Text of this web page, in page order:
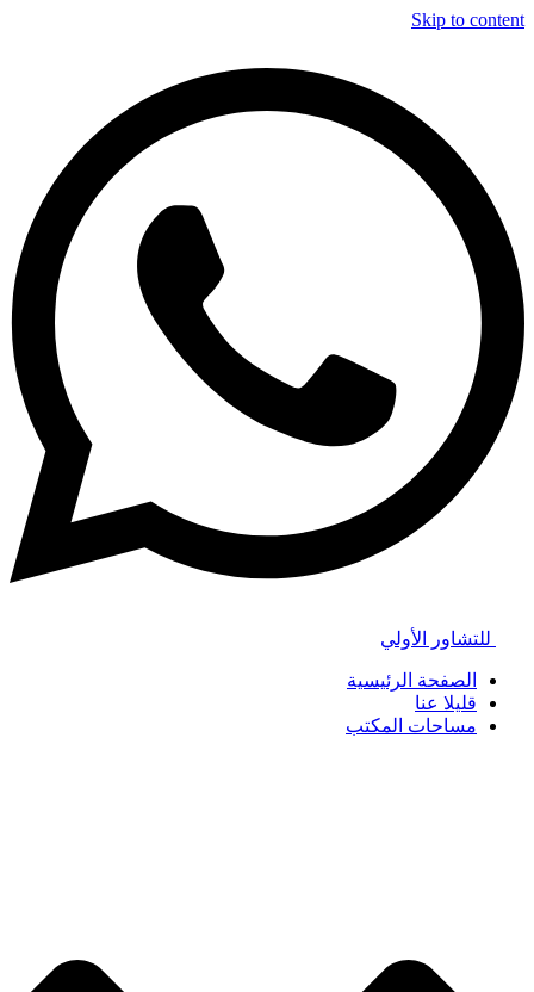
Skip to content
للتشاور الأولي
الصفحة الرئيسية
قليلا عنا
مساحات المكتب